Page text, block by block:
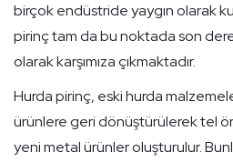
birçok endüstride yaygın olarak
pirinç tam da bu noktada son
olarak karşımıza çıkmaktadır.
Hurda pirinç, eski hurda
ürünlere geri dönüştürülerek tel
yeni metal ürünler oluşturulur.